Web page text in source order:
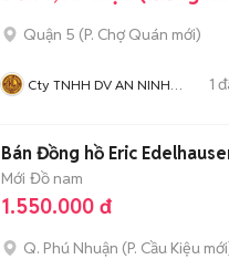
Quận 5 (P. Chợ Quán mới)
Cty TNHH DV AN NINH
1
Bán Đồng hồ Eric
Mới Đồ nam
1.550.000 đ
Q. Phú Nhuận (P. Cầu Kiệu